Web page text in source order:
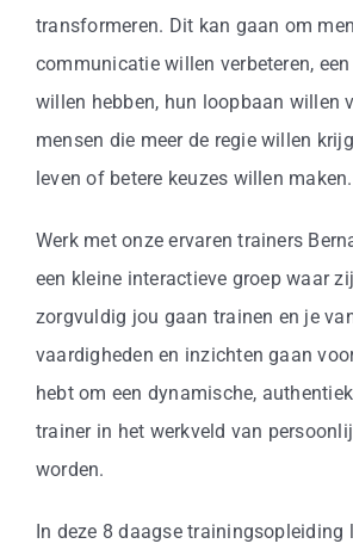
transformeren. Dit kan gaan om
communicatie willen verbeteren,
willen hebben, hun loopbaan willen
mensen die meer de regie willen
leven of betere keuzes willen maken.
Werk met onze ervaren trainers
een kleine interactieve groep waar
zorgvuldig jou gaan trainen en je
vaardigheden en inzichten gaan
hebt om een dynamische,
trainer in het werkveld van
worden.
In deze 8 daagse trainingsopleiding